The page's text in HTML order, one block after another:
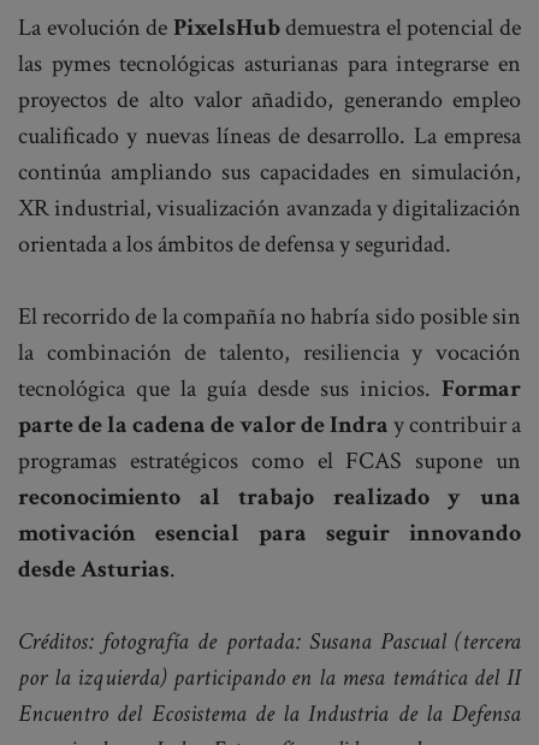
La evolución dePixelsHubdemuestra el potencial de
las pymes tecnológicas asturianas para integrarse en
proyectos de alto valor añadido, generando empleo
cualificado y nuevas líneas de desarrollo. La empresa
continúa ampliando sus capacidades en simulación,
XR industrial, visualización avanzada y digitalización
orientada a los ámbitos de defensa y seguridad.
El recorrido de la compañía no habría sido posible sin
la combinación de talento, resiliencia y vocación
tecnológica que la guía desde sus inicios. Formar
parte de la cadena de valor de Indray contribuir a
programas estratégicos como el FCAS supone un
reconocimiento al trabajo realizado y una
motivación esencial para seguir innovando
desde Asturias.
Créditos: fotografía de portada: Susana Pascual (tercera
por la izquierda) participando en la mesa temática del II
Encuentro del Ecosistema de la Industria de la Defensa